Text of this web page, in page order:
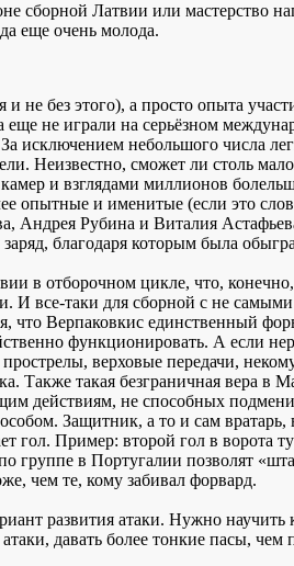
сборной Латвии или мастерство
еще очень молода.
не без этого), а просто опыта
еще не играли на серьёзном
исключением небольшого числа
Неизвестно, сможет ли столь
и взглядами миллионов
опытные и именитые (если это
Андрея Рубина и Виталия
благодаря которым была
в отборочном цикле, что,
И все-таки для сборной с не
что Верпаковкис единственный
функционировать. А если
верховые передачи,
Также такая безграничная вера в
действиям, не способных
Защитник, а то и сам вратарь,
гол. Пример: второй гол в ворота
группе в Португалии позволят
чем те, кому забивал форвард.
развития атаки. Нужно
давать более тонкие пасы, чем